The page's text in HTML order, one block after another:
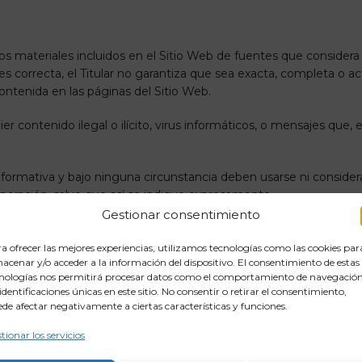
Gestionar consentimiento
ofrecer las mejores experiencias, utilizamos tecnologías como las cookies
y/o acceder a la información del dispositivo. El consentimiento de estas
nos permitirá procesar datos como el comportamiento de
únicas en este sitio. No consentir o retirar el consentimiento,
afectar negativamente a ciertas características y funciones.
los servicios
materiales incluidos en el Sitio Web de fuentes que
correcta, el Titular no garantiza que sea exacta, completa o
en las páginas del Sitio Web.
contenido ilegal o ilícito, virus informáticos, o mensajes que,
y bajo ninguna circunstancia deben usarse ni
salvo que así se indique expresamente.
el contenido del Sitio Web, los vínculos o la
derivarse de la utilización de la información del Sitio Web o de
visitantes del Sitio Web: